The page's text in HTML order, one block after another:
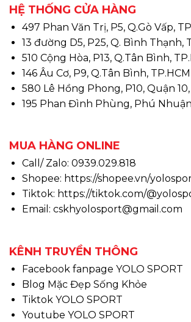
HỆ THỐNG CỬA HÀNG
497 Phan Văn Trị, P5, Q.Gò Vấp,
13 đường D5, P25, Q. Bình Thạnh,
510 Cộng Hòa, P13, Q.Tân Bình,
146 Âu Cơ, P9, Q.Tân Bình, TP.HCM
580 Lê Hồng Phong, P10, Quận 10,
195 Phan Đình Phùng, Phú
MUA HÀNG ONLINE
Call/ Zalo: 0939.029.818
Shopee: https://shopee.vn/
Tiktok: https://tiktok.com/
Email: cskhyolosport@gmail.com
KÊNH TRUYỀN THÔNG
Facebook fanpage YOLO SPORT
Blog Mặc Đẹp Sống Khỏe
Tiktok YOLO SPORT
Youtube YOLO SPORT